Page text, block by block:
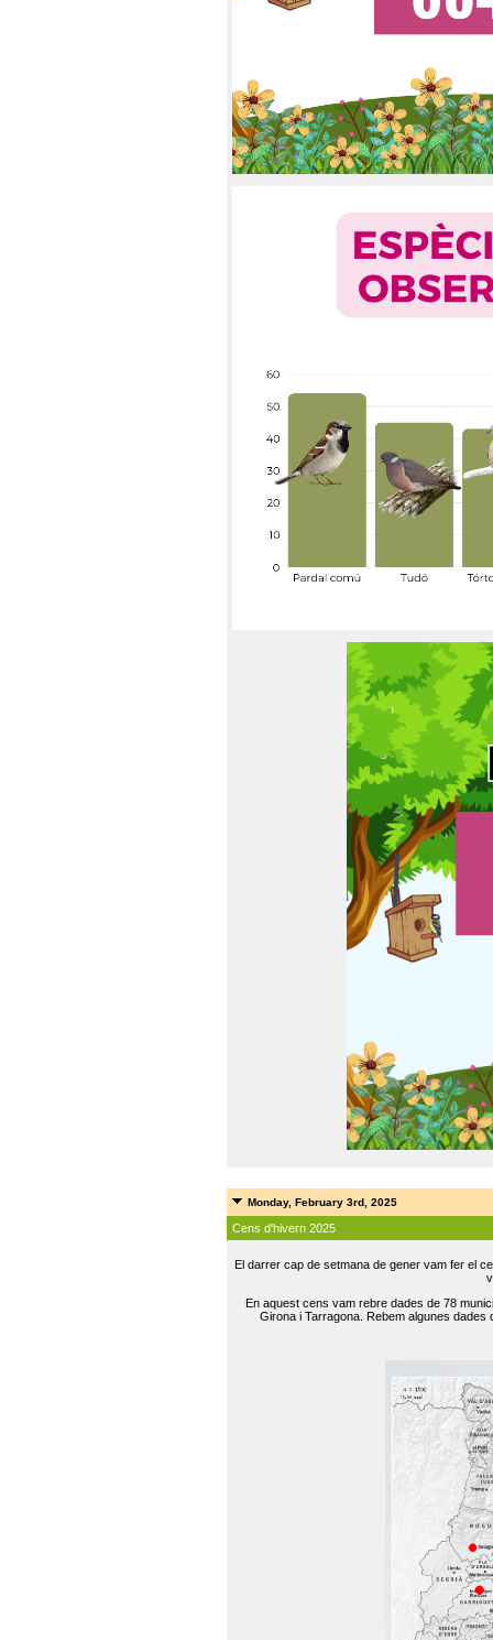
Monday, February 3rd, 2025
Cens d'hivern 2025
El darrer cap de setmana de gener vam fer el
En aquest cens vam rebre dades de 78
Girona i Tarragona. Rebem algunes